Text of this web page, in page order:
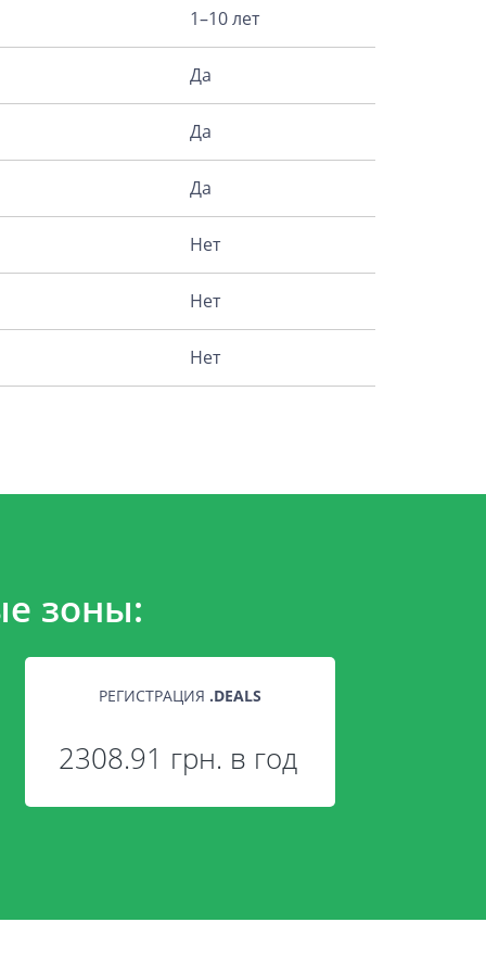
1–10 лет
Да
Да
Да
Нет
Нет
Нет
зоны:
РЕГИСТРАЦИЯ .DEALS
2308.91 грн. в год